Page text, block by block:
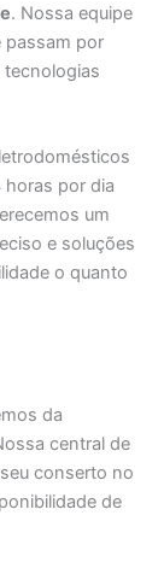
. Nossa equipe
passam por
por dia
um
e soluções
o quanto
da
central de
conserto no
de